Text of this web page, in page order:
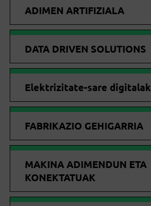
ADIMEN ARTIFIZIALA
DATA DRIVEN SOLUTIONS
Elektrizitate-sare digitalak
FABRIKAZIO GEHIGARRIA
MAKINA ADIMENDUN ETA
KONEKTATUAK